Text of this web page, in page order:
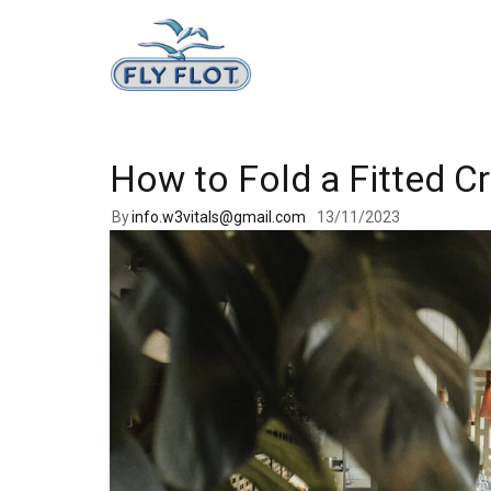
How to Fold a Fitted
Byinfo.w3vitals@gmail.com 13/11/2023